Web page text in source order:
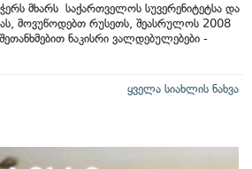
მხარს საქართველოს სუვერენიტეტსა და
მოვუწოდებთ რუსეთს, შეასრულოს 2008
ნაკისრი ვალდებულებები -
ყველა სიახლის ნახვა